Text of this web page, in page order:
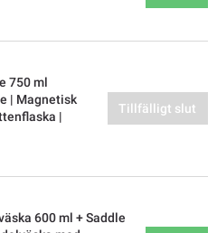
750 ml
| Magnetisk
|
Tillfälligt slut
600 ml + Saddle